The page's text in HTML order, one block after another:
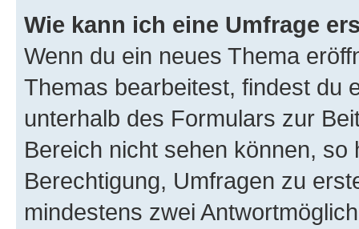
Wie kann ich eine Umfrage
Wenn du ein neues Thema
Themas bearbeitest, findest du
unterhalb des Formulars zur
Bereich nicht sehen können,
Berechtigung, Umfragen zu
mindestens zwei